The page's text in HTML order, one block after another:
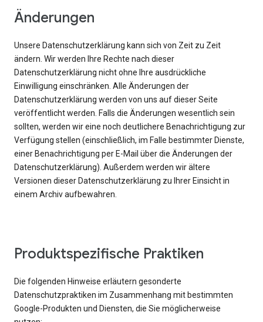
Änderungen
Unsere Datenschutzerklärung kann sich von Zeit zu Zeit
ändern. Wir werden Ihre Rechte nach dieser
Datenschutzerklärung nicht ohne Ihre ausdrückliche
Einwilligung einschränken. Alle Änderungen der
Datenschutzerklärung werden von uns auf dieser Seite
veröffentlicht werden. Falls die Änderungen wesentlich sein
sollten, werden wir eine noch deutlichere Benachrichtigung zur
Verfügung stellen (einschließlich, im Falle bestimmter Dienste,
einer Benachrichtigung per E-Mail über die Änderungen der
Datenschutzerklärung). Außerdem werden wir ältere
Versionen dieser Datenschutzerklärung zu Ihrer Einsicht in
einem Archiv aufbewahren.
Produktspezifische Praktiken
Die folgenden Hinweise erläutern gesonderte
Datenschutzpraktiken im Zusammenhang mit bestimmten
Google-Produkten und Diensten, die Sie möglicherweise